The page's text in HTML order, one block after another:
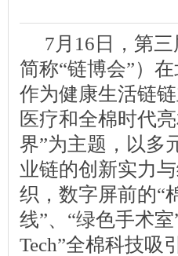
7月16日，第
简称“链博会”）
作为健康生活链
医疗和全棉时代
界”为主题，以多
业链的创新实力
织，数字屏前的“
线”、“绿色手术
Tech”全棉科技吸